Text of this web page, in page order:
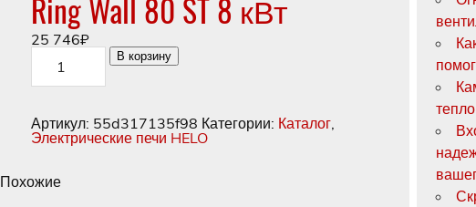
Ring Wall 80 ST 8 кВт
25 746₽
Количество
товара
Электрическая
установки
Helo
80
В корзину
Артикул: 55d317135f98 Категории: Каталог,
Электрические печи HELO
Похожие